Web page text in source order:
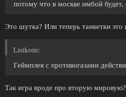
потому что в москве имбой будет,
Это шутка? Или теперь танкетки это
Listkom:
Геймплея с противогазами
Так игра вроде про вторую мировую?